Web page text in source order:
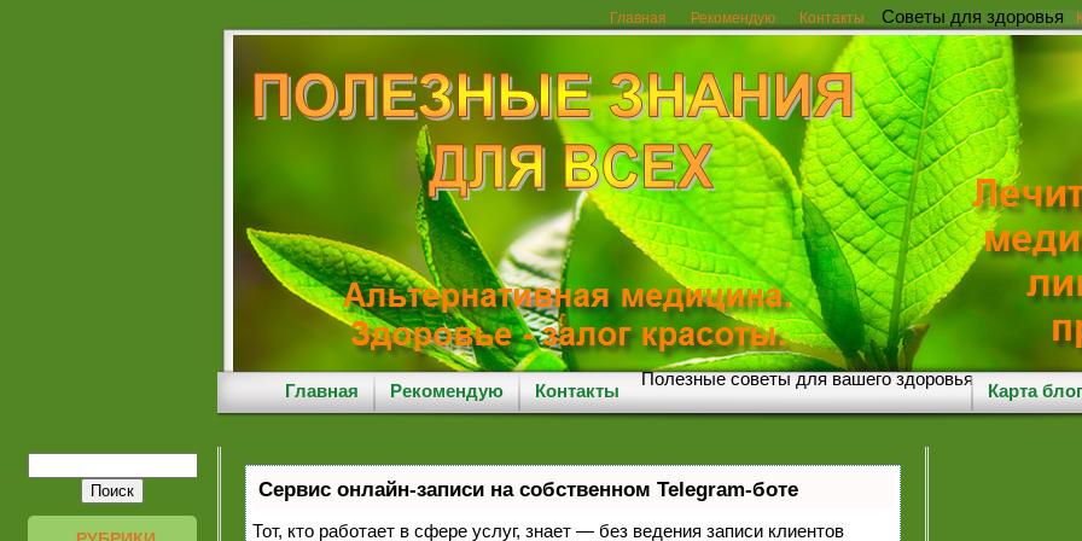
Главная Рекомендую Контакты Советы для здоровья
Главная Рекомендую Контакты
Полезные советы для вашего здоровья
Карта
Сервис онлайн-записи на собственном Telegram-боте
Тот, кто работает в сфере услуг, знает — без ведения записи клиентов